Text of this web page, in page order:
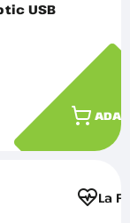
USB
La